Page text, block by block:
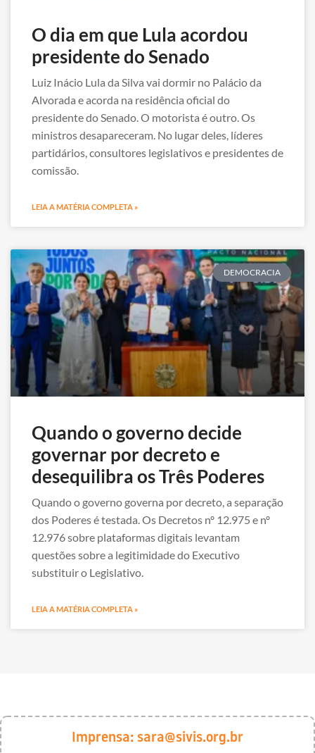
O dia em que Lula acordou
presidente do Senado
Luiz Inácio Lula da Silva vai dormir no Palácio da
Alvorada e acorda na residência oficial do
presidente do Senado. O motorista é outro. Os
ministros desapareceram. No lugar deles, líderes
partidários, consultores legislativos e presidentes de
comissão.
LEIA A MATÉRIA COMPLETA »
DEMOCRACIA
Quando o governo decide
governar por decreto e
desequilibra os Três Poderes
Quando o governo governa por decreto, a separação
dos Poderes é testada. Os Decretos nº 12.975 e nº
12.976 sobre plataformas digitais levantam
questões sobre a legitimidade do Executivo
substituir o Legislativo.
LEIA A MATÉRIA COMPLETA »
Imprensa: sara@sivis.org.br